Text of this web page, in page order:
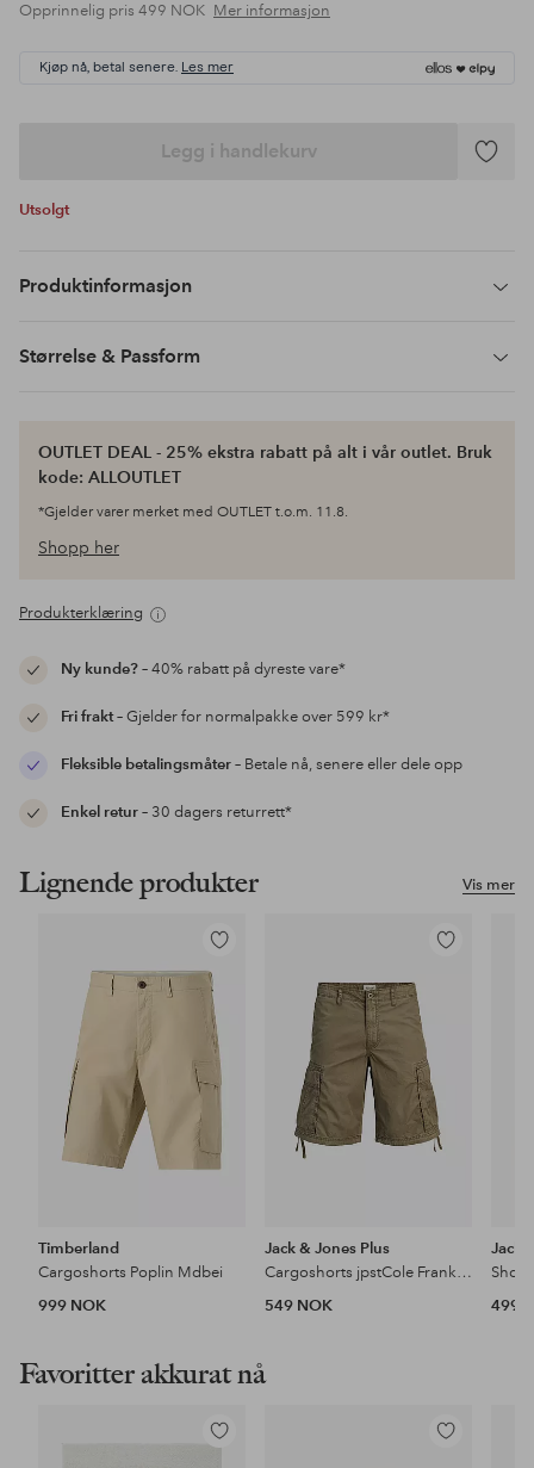
Opprinnelig pris 499 NOK Mer informasjon
Kjøp nå, betal senere. Les mer
Legg i handlekurv
Legg
Utsolgt
Produktinformasjon
Størrelse & Passform
OUTLET DEAL - 25% ekstra rabatt på alt i vår outlet. Bruk
kode: ALLOUTLET
*Gjelder varer merket med OUTLET t.o.m. 11.8.
Shopp her
Produkterklæring
Ny kunde?– 40% rabatt på dyreste vare*
Fri frakt– Gjelder for normalpakke over 599 kr*
Fleksible betalingsmåter– Betale nå, senere eller dele opp
Enkel retur– 30 dagers returrett*
Vis mer
Lignende produkter
Legg
til
favoritter
Timberland
Cargoshorts Poplin Mdbei
999 NOK
Legg
Jack & Jones Plus
Cargoshorts jpstCole Frank Cargo Short Mid
549 NOK
Jack
499
Favoritter akkurat nå
Legg
Legg